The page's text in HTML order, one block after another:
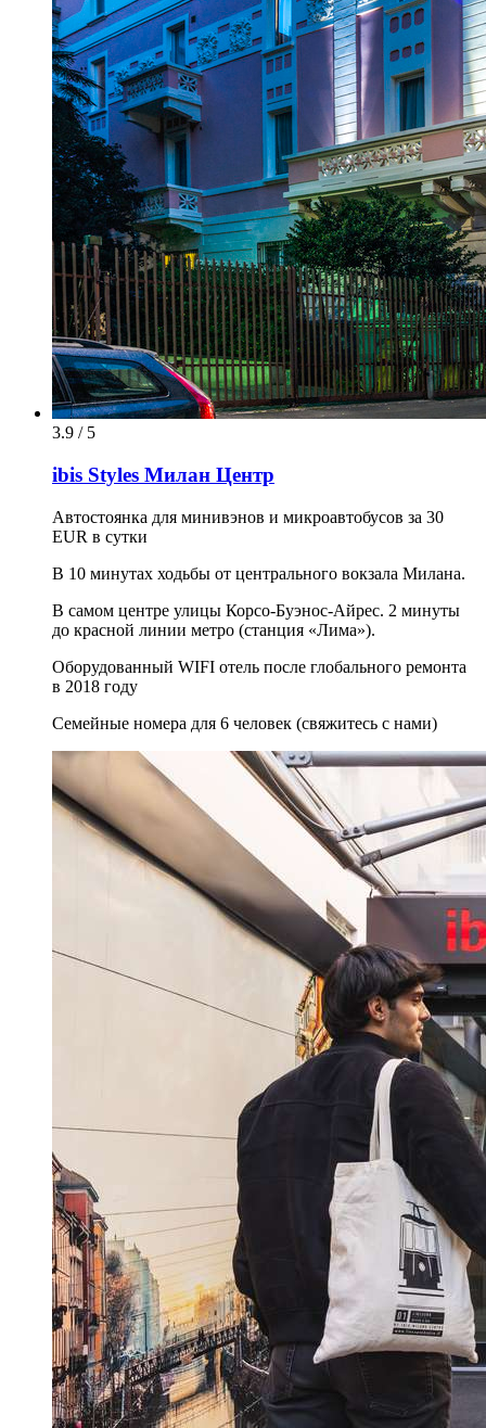
3.9 / 5
ibis Styles Милан Центр
Автостоянка для минивэнов и микроавтобусов за 30
EUR в сутки
В 10 минутах ходьбы от центрального вокзала Милана.
В самом центре улицы Корсо-Буэнос-Айрес. 2 минуты
до красной линии метро (станция «Лима»).
Оборудованный WIFI отель после глобального ремонта
в 2018 году
Семейные номера для 6 человек (свяжитесь с нами)